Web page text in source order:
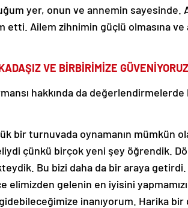
yer, onun ve annemin sayesinde.
etti. Ailem zihnimin güçlü olmasına
VE BİRBİRİMİZE
hakkında da
bir turnuvada oynamanın mümkün
çünkü birçok yeni şey öğrendik.
Bu bizi daha da bir araya getirdi.
elimizden gelenin en iyisini
gidebileceğimize inanıyorum. Harika